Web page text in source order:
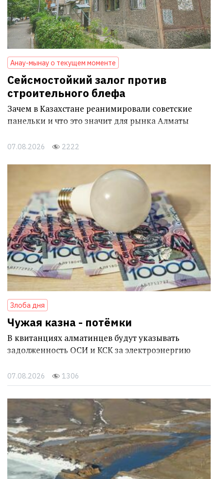
Анау-мынау о текущем моменте
Сейсмостойкий залог против
строительного блефа
Зачем в Казахстане реанимировали советские
панельки и что это значит для рынка Алматы
07.08.2026 2222
Злоба дня
Чужая казна - потёмки
В квитанциях алматинцев будут указывать
задолженность ОСИ и КСК за электроэнергию
07.08.2026 1306